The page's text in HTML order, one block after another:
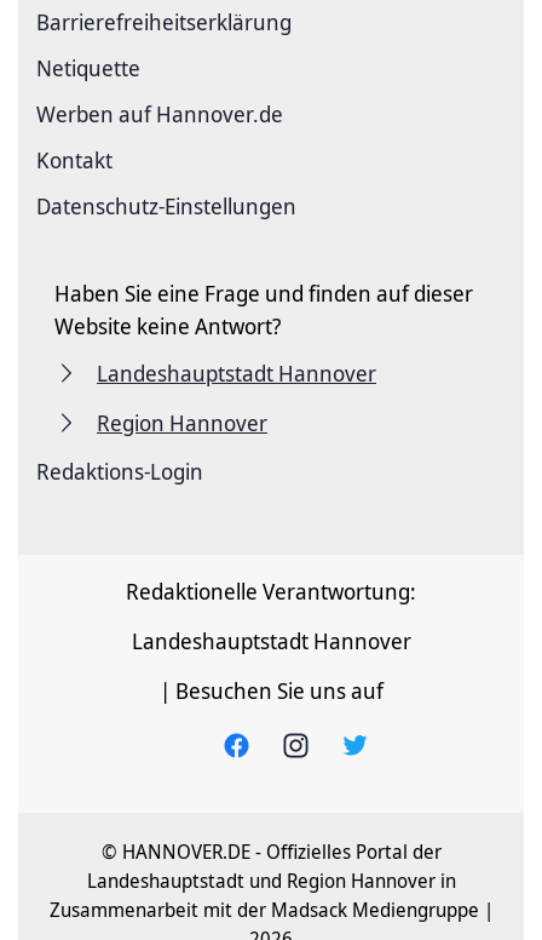
Barriere­freiheits­erklärung
Netiquette
Werben auf Hannover.de
Kontakt
Datenschutz-Einstellungen
Haben Sie eine Frage und finden auf dieser
Website keine Antwort?
Landeshauptstadt Hannover
Region Hannover
Redaktions-Login
Redaktionelle Verantwortung:
Landeshauptstadt Hannover
| Besuchen Sie uns auf
© HANNOVER.DE - Offizielles Portal der
Landeshauptstadt und Region Hannover in
Zusammenarbeit mit der Madsack Mediengruppe |